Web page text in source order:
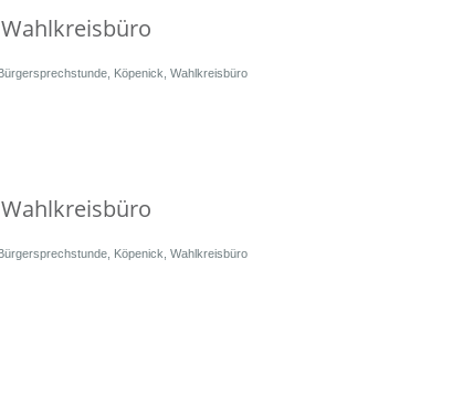
Köpenick Wahlkreisbüro
Köpenick Wahlkreisbüro